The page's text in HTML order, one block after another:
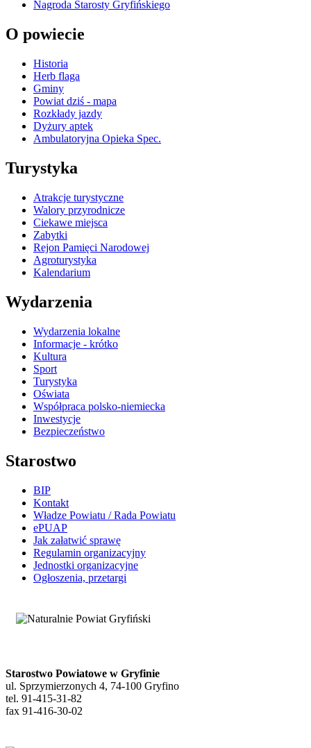
Nagroda Starosty Gryfińskiego
O powiecie
Historia
Herb flaga
Gminy
Powiat dziś - mapa
Rozkłady jazdy
Dyżury aptek
Ambulatoryjna Opieka Spec.
Turystyka
Atrakcje turystyczne
Walory przyrodnicze
Ciekawe miejsca
Zabytki
Rejon Pamięci Narodowej
Agroturystyka
Kalendarium
Wydarzenia
Wydarzenia lokalne
Informacje - krótko
Kultura
Sport
Turystyka
Oświata
Współpraca polsko-niemiecka
Inwestycje
Bezpieczeństwo
Starostwo
BIP
Kontakt
Władze Powiatu / Rada Powiatu
ePUAP
Jak załatwić sprawę
Regulamin organizacyjny
Jednostki organizacyjne
Ogłoszenia, przetargi
Starostwo Powiatowe w Gryfinie
ul. Sprzymierzonych 4, 74-100 Gryfino
tel. 91-415-31-82
fax 91-416-30-02